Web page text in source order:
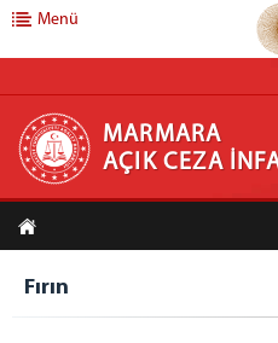
MARMARA AÇIK CEZA
Anasayfa
Kurumumuz
Faaliyet Alanı
Menü
MARMARA
AÇIK CEZA
Fırın